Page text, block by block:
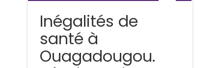
Inégalités de
santé à
Ouagadougou.